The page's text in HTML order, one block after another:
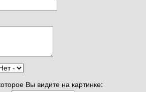
Вы видите на картинке: